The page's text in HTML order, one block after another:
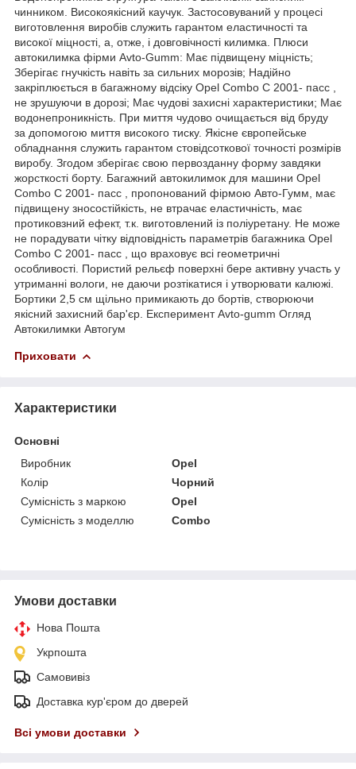
чинником. Високоякісний каучук. Застосовуваний у процесі
виготовлення виробів служить гарантом еластичності та
високої міцності, а, отже, і довговічності килимка. Плюси
автокилимка фірми Avto-Gumm: Має підвищену міцність;
Зберігає гнучкість навіть за сильних морозів; Надійно
закріплюється в багажному відсіку Opel Combo C 2001- пасс ,
не зрушуючи в дорозі; Має чудові захисні характеристики; Має
водонепроникність. При миття чудово очищається від бруду
за допомогою миття високого тиску. Якісне європейське
обладнання служить гарантом стовідсоткової точності розмірів
виробу. Згодом зберігає свою первозданну форму завдяки
жорсткості борту. Багажний автокилимок для машини Opel
Combo C 2001- пасс , пропонований фірмою Авто-Гумм, має
підвищену зносостійкість, не втрачає еластичність, має
протиковзний ефект, т.к. виготовлений із поліуретану. Не може
не порадувати чітку відповідність параметрів багажника Opel
Combo C 2001- пасс , що враховує всі геометричні
особливості. Пористий рельєф поверхні бере активну участь у
утриманні вологи, не даючи розтікатися і утворювати калюжі.
Бортики 2,5 см щільно примикають до бортів, створюючи
якісний захисний бар'єр. Експеримент Avto-gumm Огляд
Автокилимки Автогум
Приховати
Характеристики
Основні
Виробник
Opel
Колір
Чорний
Сумісність з маркою
Opel
Сумісність з моделлю
Combo
Умови доставки
Нова Пошта
Укрпошта
Самовивіз
Доставка кур'єром до дверей
Всі умови доставки